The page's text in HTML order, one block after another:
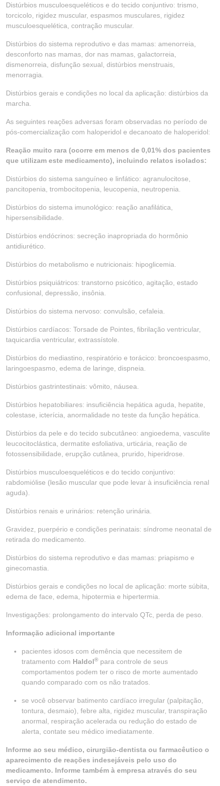
Distúrbios musculoesqueléticos e do tecido conjuntivo: trismo,
torcicolo, rigidez muscular, espasmos musculares, rigidez
musculoesquelética, contração muscular.
Distúrbios do sistema reprodutivo e das mamas: amenorreia,
desconforto nas mamas, dor nas mamas, galactorreia,
dismenorreia, disfunção sexual, distúrbios menstruais,
menorragia.
Distúrbios gerais e condições no local da aplicação: distúrbios da
marcha.
As seguintes reações adversas foram observadas no período de
pós-comercialização com haloperidol e decanoato de haloperidol:
Reação muito rara (ocorre em menos de 0,01% dos pacientes
que utilizam este medicamento), incluindo relatos isolados:
Distúrbios do sistema sanguíneo e linfático: agranulocitose,
pancitopenia, trombocitopenia, leucopenia, neutropenia.
Distúrbios do sistema imunológico: reação anafilática,
hipersensibilidade.
Distúrbios endócrinos: secreção inapropriada do hormônio
antidiurético.
Distúrbios do metabolismo e nutricionais: hipoglicemia.
Distúrbios psiquiátricos: transtorno psicótico, agitação, estado
confusional, depressão, insônia.
Distúrbios do sistema nervoso: convulsão, cefaleia.
Distúrbios cardíacos: Torsade de Pointes, fibrilação ventricular,
taquicardia ventricular, extrassístole.
Distúrbios do mediastino, respiratório e torácico: broncoespasmo,
laringoespasmo, edema de laringe, dispneia.
Distúrbios gastrintestinais: vômito, náusea.
Distúrbios hepatobiliares: insuficiência hepática aguda, hepatite,
colestase, icterícia, anormalidade no teste da função hepática.
Distúrbios da pele e do tecido subcutâneo: angioedema, vasculite
leucocitoclástica, dermatite esfoliativa, urticária, reação de
fotossensibilidade, erupção cutânea, prurido, hiperidrose.
Distúrbios musculoesqueléticos e do tecido conjuntivo:
rabdomiólise (lesão muscular que pode levar à insuficiência renal
aguda).
Distúrbios renais e urinários: retenção urinária.
Gravidez, puerpério e condições perinatais: síndrome neonatal de
retirada do medicamento.
Distúrbios do sistema reprodutivo e das mamas: priapismo e
ginecomastia.
Distúrbios gerais e condições no local de aplicação: morte súbita,
edema de face, edema, hipotermia e hipertermia.
Investigações: prolongamento do intervalo QTc, perda de peso.
Informação adicional importante
pacientes idosos com demência que necessitem de
tratamento com Haldol® para controle de seus
comportamentos podem ter o risco de morte aumentado
quando comparado com os não tratados.
se você observar batimento cardíaco irregular (palpitação,
tontura, desmaio), febre alta, rigidez muscular, transpiração
anormal, respiração acelerada ou redução do estado de
alerta, contate seu médico imediatamente.
Informe ao seu médico, cirurgião-dentista ou farmacêutico o
aparecimento de reações indesejáveis pelo uso do
medicamento. Informe também à empresa através do seu
serviço de atendimento.